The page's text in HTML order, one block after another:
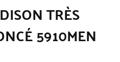
TRÈS
5910MEN